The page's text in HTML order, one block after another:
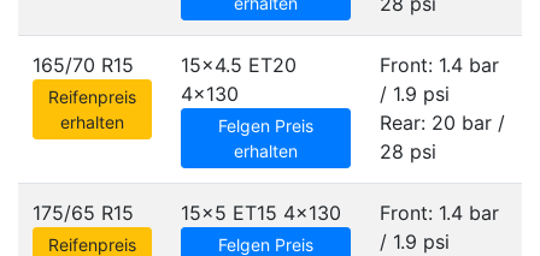
165/70 R15
Reifenpreis
erhalten
15x4.5 ET20
4x130
Felgen Preis
erhalten
Front: 1.4 bar
/ 1.9 psi
Rear: 20 bar /
28 psi
175/65 R15
Reifenpreis
15x5 ET15 4x130
Felgen Preis
Front: 1.4 bar
/ 1.9 psi